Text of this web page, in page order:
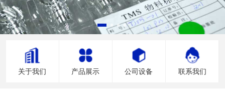
关于我们 产品展示 公司设备 联系我们